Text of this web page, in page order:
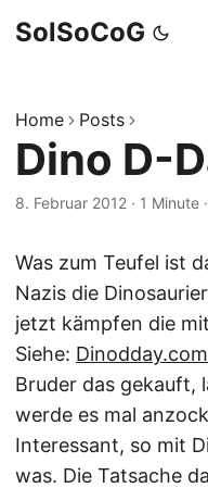
SolSoCoG
Home Posts
Dino D-
8. Februar 2012 · 1 Minute ·
Was zum Teufel ist
Nazis die
jetzt kämpfen die
Siehe: Dinodday.com
Bruder das gekauft,
werde es mal
Interessant, so mit
was. Die Tatsache